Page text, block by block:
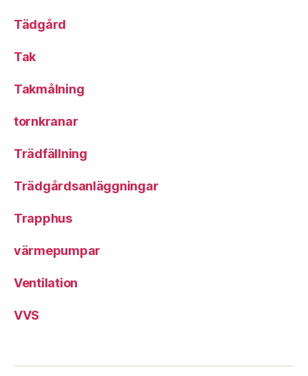
Tädgård
Tak
Takmålning
tornkranar
Trädfällning
Trädgårdsanläggningar
Trapphus
värmepumpar
Ventilation
VVS